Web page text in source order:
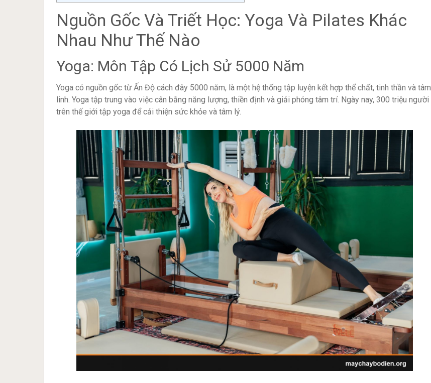
Nguồn Gốc Và Triết Học: Yoga Và Pilates Khác
Nhau Như Thế Nào
Yoga: Môn Tập Có Lịch Sử 5000 Năm
Yoga có nguồn gốc từ Ấn Độ cách đây 5000 năm, là một hệ thống tập luyện kết hợp thể chất, tinh thần và tâm
linh. Yoga tập trung vào việc cân bằng năng lượng, thiền định và giải phóng tâm trí. Ngày nay, 300 triệu người
trên thế giới tập yoga để cải thiện sức khỏe và tâm lý.